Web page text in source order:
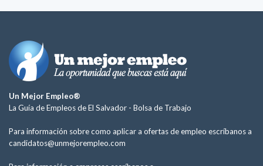
Un Mejor Empleo®
La Guía de Empleos de El Salvador - Bolsa de Trabajo
Para información sobre como aplicar a ofertas de empleo escríbanos a
candidatos@unmejorempleo.com